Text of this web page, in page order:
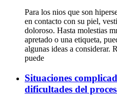
Para los nios que son
en contacto con su piel,
doloroso. Hasta molestias
apretado o una etiqueta,
algunas ideas a considerar.
puede
Situaciones
dificultades del